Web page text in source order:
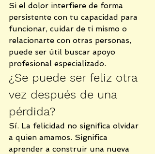
Si el dolor interfiere de forma
persistente con tu capacidad para
funcionar, cuidar de ti mismo o
relacionarte con otras personas,
puede ser útil buscar apoyo
profesional especializado.
¿Se puede ser feliz otra
vez después de una
pérdida?
Sí. La felicidad no significa olvidar
a quien amamos. Significa
aprender a construir una nueva